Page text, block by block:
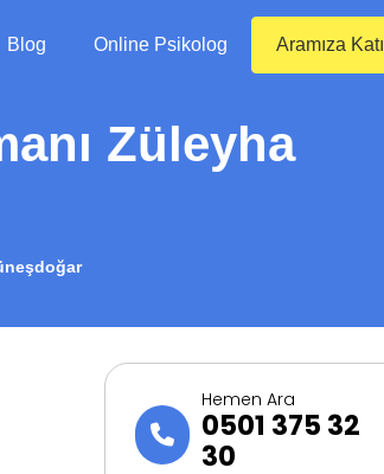
Blog Online Psikolog Aramıza Katıl
Züleyha
Hemen Ara
0501 375 32
30